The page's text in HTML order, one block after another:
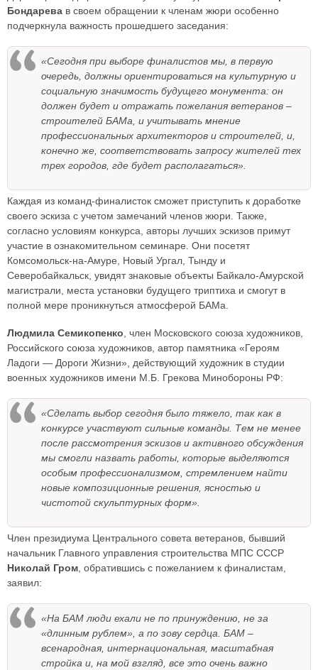
Бондарева в своем обращении к членам жюри особенно
подчеркнула важность прошедшего заседания:
«Сегодня при выборе финалистов мы, в первую
очередь, должны ориентироваться на культурную и
социальную значимость будущего монумента: он
должен будет и отражать пожелания ветеранов –
строителей БАМа, и учитывать мнение
профессиональных архитекторов и строителей, и,
конечно же, соответствовать запросу жителей тех
трех городов, где будет располагаться».
Каждая из команд-финалисток сможет приступить к доработке
своего эскиза с учетом замечаний членов жюри. Также,
согласно условиям конкурса, авторы лучших эскизов примут
участие в ознакомительном семинаре. Они посетят
Комсомольск-на-Амуре, Новый Ургал, Тынду и
Северобайкальск, увидят знаковые объекты Байкало-Амурской
магистрали, места установки будущего триптиха и смогут в
полной мере проникнуться атмосферой БАМа.
Людмила Семикопенко , член Московского союза художников,
Российского союза художников, автор памятника «Героям
Ладоги — Дороги Жизни», действующий художник в студии
военных художников имени М.Б. Грекова Минобороны РФ:
«Сделать выбор сегодня было тяжело, так как в
конкурсе участвуют сильные команды. Тем не менее
после рассмотрения эскизов и активного обсуждения
мы смогли назвать работы, которые выделяются
особым профессионализмом, стремлением найти
новые композиционные решения, ясностью и
чистотой скульптурных форм».
Член президиума Центрального совета ветеранов, бывший
начальник Главного управления строительства МПС СССР
Николай Гром , обратившись с пожеланием к финалистам,
заявил:
«На БАМ люди ехали не по принуждению, не за
«длинным рублем», а по зову сердца. БАМ –
всенародная, интернациональная, масштабная
стройка и, на мой взгляд, все это очень важно